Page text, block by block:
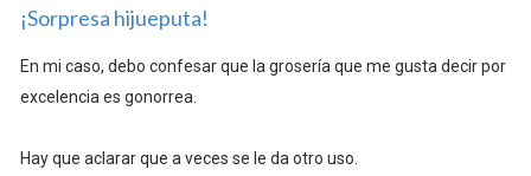
¡Sorpresa hijueputa!
En mi caso, debo confesar que la grosería que me gusta decir por
excelencia es gonorrea.
Hay que aclarar que a veces se le da otro uso.